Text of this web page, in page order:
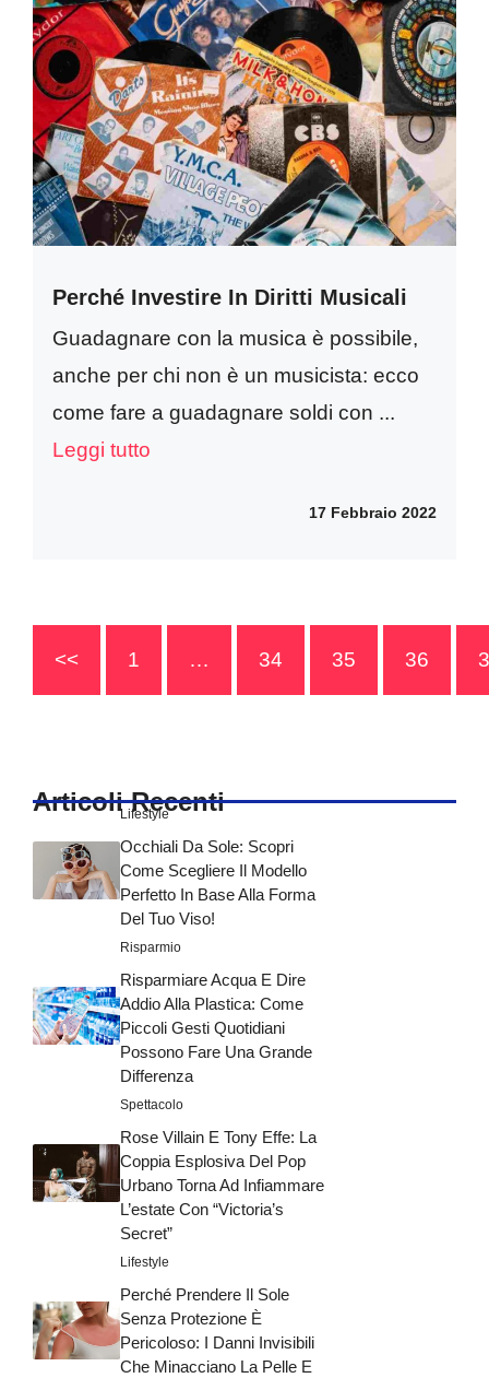
Perché Investire In Diritti Musicali
Guadagnare con la musica è possibile,
anche per chi non è un musicista: ecco
come fare a guadagnare soldi con ...
Leggi tutto
17 Febbraio 2022
<< 1 … 34 35 36
Articoli Recenti
Lifestyle
Occhiali Da Sole: Scopri
Come Scegliere Il Modello
Perfetto In Base Alla Forma
Del Tuo Viso!
Risparmio
Risparmiare Acqua E Dire
Addio Alla Plastica: Come
Piccoli Gesti Quotidiani
Possono Fare Una Grande
Differenza
Spettacolo
Rose Villain E Tony Effe: La
Coppia Esplosiva Del Pop
Urbano Torna Ad Infiammare
L’estate Con “Victoria’s
Secret”
Lifestyle
Perché Prendere Il Sole
Senza Protezione È
Pericoloso: I Danni Invisibili
Che Minacciano La Pelle E